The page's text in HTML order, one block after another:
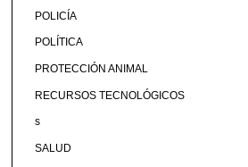
POLICÍA
POLÍTICA
PROTECCIÓN ANIMAL
RECURSOS TECNOLÓGICOS
s
SALUD